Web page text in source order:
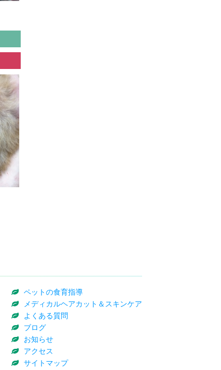
ペットの食育指導
メディカルヘアカット＆スキンケア
よくある質問
ブログ
お知らせ
アクセス
サイトマップ